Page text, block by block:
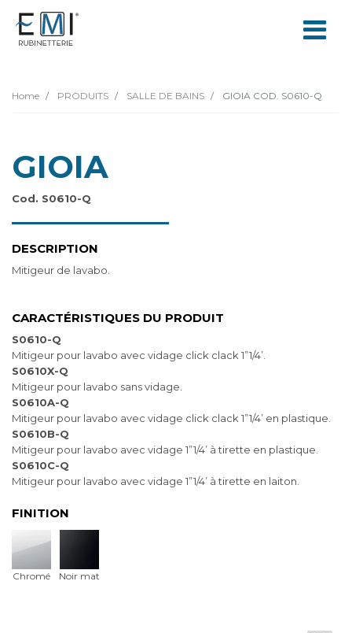
Home PRODUITS SALLE DE BAINS GIOIA COD. S0610-Q
GIOIA
Cod. S0610-Q
DESCRIPTION
Mitigeur de lavabo.
CARACTÉRISTIQUES DU PRODUIT
S0610-Q
Mitigeur pour lavabo avec vidage click clack 1”1/4’.
S0610X-Q
Mitigeur pour lavabo sans vidage.
S0610A-Q
Mitigeur pour lavabo avec vidage click clack 1”1/4’ en plastique.
S0610B-Q
Mitigeur pour lavabo avec vidage 1”1/4’ à tirette en plastique.
S0610C-Q
Mitigeur pour lavabo avec vidage 1”1/4’ à tirette en laiton.
FINITION
Chromé Noir mat